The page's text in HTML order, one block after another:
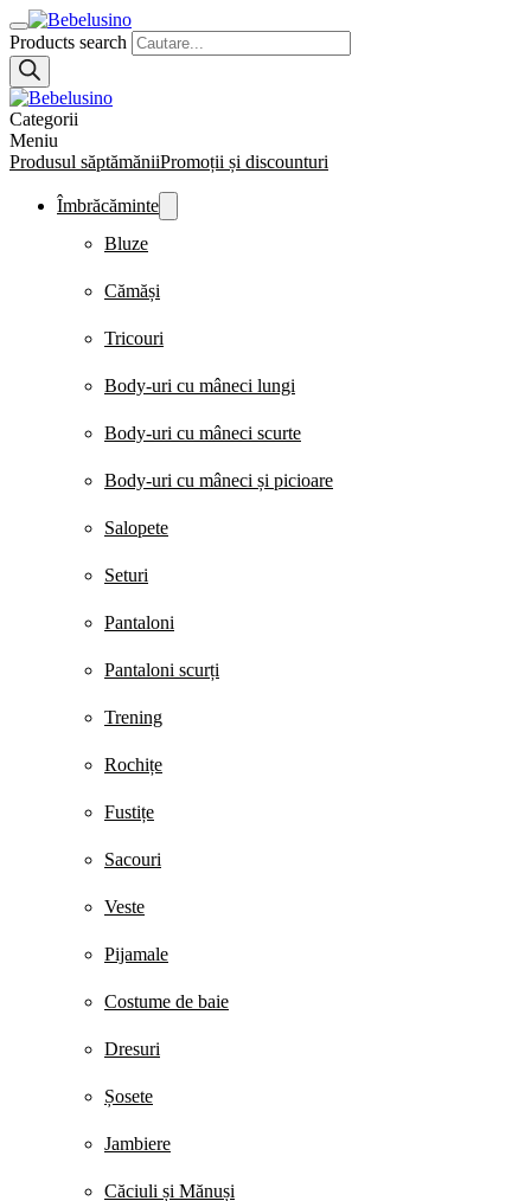
Products search
Categorii
Meniu
Produsul săptămăniiPromoții și discounturi
Îmbrăcăminte
Bluze
Cămăși
Tricouri
Body-uri cu mâneci lungi
Body-uri cu mâneci scurte
Body-uri cu mâneci și picioare
Salopete
Seturi
Pantaloni
Pantaloni scurți
Trening
Rochițe
Fustițe
Sacouri
Veste
Pijamale
Costume de baie
Dresuri
Șosete
Jambiere
Căciuli și Mănuși